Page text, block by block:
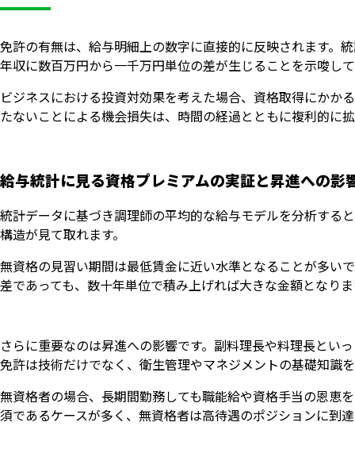
免許の有無は、給与明細上の数字に直接的に反映されます。
年収に数百万円から一千万円単位の差が生じることを示唆し
ビジネスにおける投資対効果を考えた場合、資格取得にかか
たないことによる機会損失は、時間の経過とともに複利的に
給与統計に見る資格プレミアムの実証と昇進への影
統計データに基づき調理師の平均的な給与モデルを分析する
構造が見て取れます。
無資格の見習い期間は最低賃金に近い水準となることが多い
差であっても、数十年単位で積み上げれば大きな金額となり
さらに重要なのは昇進への影響です。副料理長や料理長とい
免許は技術だけでなく、衛生管理やマネジメントの基礎知識
無資格者の場合、長期間勤務しても職能給や資格手当の恩恵
須であるケースが多く、無資格者は高待遇のポジションに到